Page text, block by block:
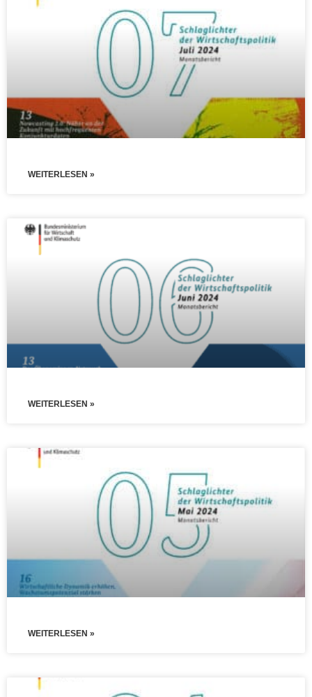
WEITERLESEN »
WEITERLESEN »
WEITERLESEN »